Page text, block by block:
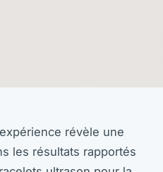
révèle une
les résultats rapportés